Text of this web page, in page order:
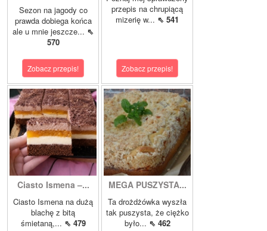
Sezon na jagody co
prawda dobiega końca
ale u mnie jeszcze... ⇖
570
Zobacz przepis!
przepis na chrupiącą
mizerię w... ⇖ 541
Zobacz przepis!
Ciasto Ismena –...
Ciasto Ismena na dużą
blachę z bitą
śmietaną,... ⇖ 479
MEGA PUSZYSTA...
Ta drożdżówka wyszła
tak puszysta, że ciężko
było... ⇖ 462